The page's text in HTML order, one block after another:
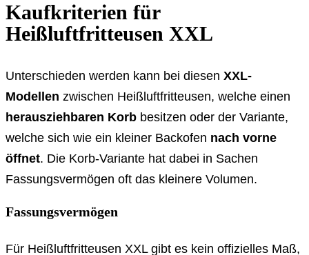
Kaufkriterien für
Heißluftfritteusen XXL
Unterschieden werden kann bei diesen XXL-
Modellen zwischen Heißluftfritteusen, welche einen
herausziehbaren Korb besitzen oder der Variante,
welche sich wie ein kleiner Backofen nach vorne
öffnet. Die Korb-Variante hat dabei in Sachen
Fassungsvermögen oft das kleinere Volumen.
Fassungsvermögen
Für Heißluftfritteusen XXL gibt es kein offizielles Maß,